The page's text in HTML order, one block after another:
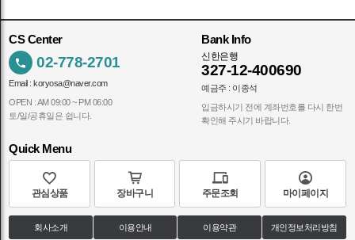
CS Center
02-778-2701
Email :koryosa@naver.com
OPEN : AM 09:00 ~ PM 06:00
토/일/공휴일은 쉽니다.
Bank Info
신한은행
327-12-400690
예금주 : 이종석
입금하시기 전에 계좌번호를 다시 한번
확인해 주시기 바랍니다.
Quick Menu
관심상품 장바구니 주문조회 마이페이지
회사소개 이용안내 이용약관 개인정보처리방침